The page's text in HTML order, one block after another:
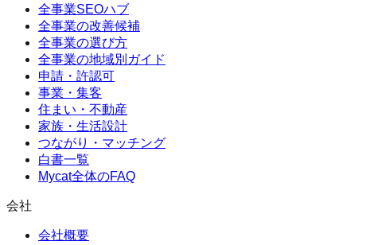
全事業SEOハブ
全事業の改善候補
全事業の選び方
全事業の地域別ガイド
申請・許認可
事業・集客
住まい・不動産
家族・生活設計
つながり・マッチング
白書一覧
Mycat全体のFAQ
会社
会社概要